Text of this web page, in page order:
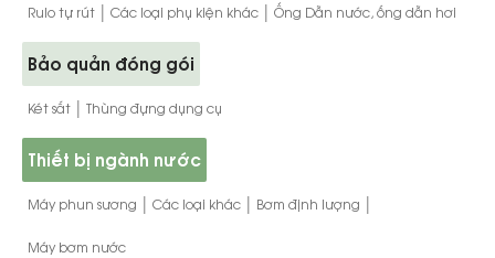
Rulo tự rút | Các loại phụ kiện khác | Ống Dẫn nước, ống dẫn hơi
Bảo quản đóng gói
Két sắt | Thùng đựng dụng cụ
Thiết bị ngành nước
Máy phun sương | Các loại khác | Bơm định lượng |
Máy bơm nước